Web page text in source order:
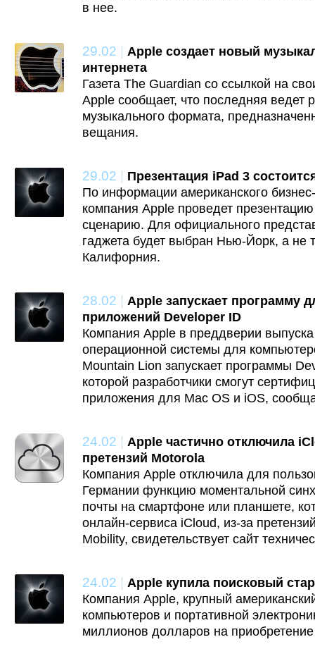
в нее.
29.02 | Apple создает новый
интернета
Газета The Guardian со ссылкой на
Apple сообщает, что последняя ведет
музыкального формата,
вещания.
29.02 | Презентация iPad 3
По информации американского
компания Apple проведет
сценарию. Для официального
гаджета будет выбран Нью-Йорк, а не
Калифорния.
28.02 | Apple запускает программу
приложений Developer ID
Компания Apple в преддверии
операционной системы для
Mountain Lion запускает программы
которой разработчики смогут
приложения для Mac OS и iOS,
24.02 | Apple частично отключила
претензий Motorola
Компания Apple отключила для
Германии функцию моментальной
почты на смартфоне или планшете,
онлайн-сервиса iCloud, из-за
Mobility, свидетельствует сайт
24.02 | Apple купила поисковый
Компания Apple, крупный
компьютеров и портативной
миллионов долларов на